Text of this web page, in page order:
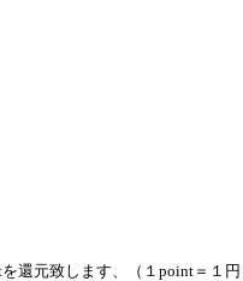
還元致します、（１point＝１円